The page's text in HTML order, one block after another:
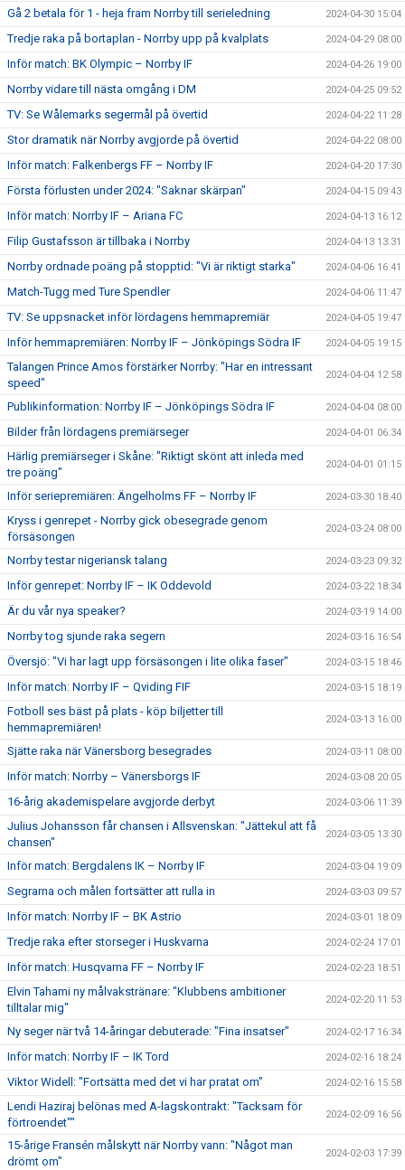
Gå 2 betala för 1 - heja fram Norrby till serieledning 2024-04-30 15:04
Tredje raka på bortaplan - Norrby upp på kvalplats 2024-04-29 08:00
Inför match: BK Olympic – Norrby IF 2024-04-26 19:00
Norrby vidare till nästa omgång i DM 2024-04-25 09:52
TV: Se Wålemarks segermål på övertid 2024-04-22 11:28
Stor dramatik när Norrby avgjorde på övertid 2024-04-22 08:00
Inför match: Falkenbergs FF – Norrby IF 2024-04-20 17:30
Första förlusten under 2024: "Saknar skärpan" 2024-04-15 09:43
Inför match: Norrby IF – Ariana FC 2024-04-13 16:12
Filip Gustafsson är tillbaka i Norrby 2024-04-13 13:31
Norrby ordnade poäng på stopptid: "Vi är riktigt starka" 2024-04-06 16:41
Match-Tugg med Ture Spendler 2024-04-06 11:47
TV: Se uppsnacket inför lördagens hemmapremiär 2024-04-05 19:47
Inför hemmapremiären: Norrby IF – Jönköpings Södra IF 2024-04-05 19:15
Talangen Prince Amos förstärker Norrby: "Har en intressant
speed"
2024-04-04 12:58
Publikinformation: Norrby IF – Jönköpings Södra IF 2024-04-04 08:00
Bilder från lördagens premiärseger 2024-04-01 06:34
Härlig premiärseger i Skåne: "Riktigt skönt att inleda med
tre poäng"
2024-04-01 01:15
Inför seriepremiären: Ängelholms FF – Norrby IF 2024-03-30 18:40
Kryss i genrepet - Norrby gick obesegrade genom
försäsongen
2024-03-24 08:00
Norrby testar nigeriansk talang 2024-03-23 09:32
Inför genrepet: Norrby IF – IK Oddevold 2024-03-22 18:34
Är du vår nya speaker? 2024-03-19 14:00
Norrby tog sjunde raka segern 2024-03-16 16:54
Översjö: "Vi har lagt upp försäsongen i lite olika faser" 2024-03-15 18:46
Inför match: Norrby IF – Qviding FIF 2024-03-15 18:19
Fotboll ses bäst på plats - köp biljetter till
hemmapremiären!
2024-03-13 16:00
Sjätte raka när Vänersborg besegrades 2024-03-11 08:00
Inför match: Norrby – Vänersborgs IF 2024-03-08 20:05
16-årig akademispelare avgjorde derbyt 2024-03-06 11:39
Julius Johansson får chansen i Allsvenskan: "Jättekul att få
chansen"
2024-03-05 13:30
Inför match: Bergdalens IK – Norrby IF 2024-03-04 19:09
Segrarna och målen fortsätter att rulla in 2024-03-03 09:57
Inför match: Norrby IF – BK Astrio 2024-03-01 18:09
Tredje raka efter storseger i Huskvarna 2024-02-24 17:01
Inför match: Husqvarna FF – Norrby IF 2024-02-23 18:51
Elvin Tahami ny målvakstränare: "Klubbens ambitioner
tilltalar mig"
2024-02-20 11:53
Ny seger när två 14-åringar debuterade: "Fina insatser" 2024-02-17 16:34
Inför match: Norrby IF – IK Tord 2024-02-16 18:24
Viktor Widell: "Fortsätta med det vi har pratat om" 2024-02-16 15:58
Lendi Haziraj belönas med A-lagskontrakt: "Tacksam för
förtroendet""
2024-02-09 16:56
15-årige Fransén målskytt när Norrby vann: "Något man
drömt om"
2024-02-03 17:39